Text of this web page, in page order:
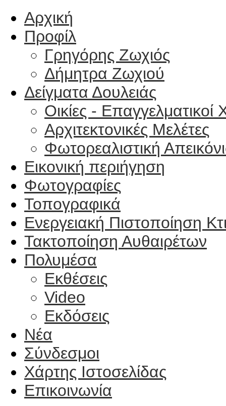
Αρχική
Προφίλ
Γρηγόρης Ζωχιός
Δήμητρα Ζωχιού
Δείγματα Δουλειάς
Οικίες - Επαγγελματικοί
Αρχιτεκτονικές Μελέτες
Φωτορεαλιστική
Εικονική περιήγηση
Φωτογραφίες
Τοπογραφικά
Ενεργειακή Πιστοποίηση
Τακτοποίηση Αυθαιρέτων
Πολυμέσα
Εκθέσεις
Video
Εκδόσεις
Νέα
Σύνδεσμοι
Χάρτης Ιστοσελίδας
Επικοινωνία